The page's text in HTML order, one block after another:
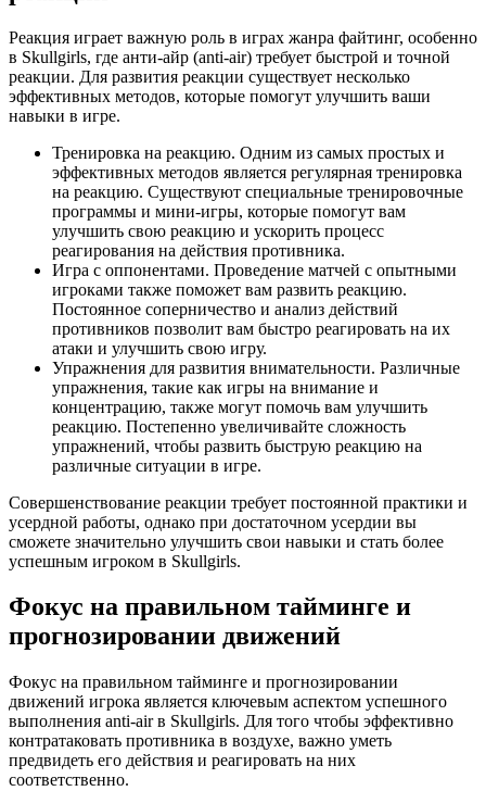
Реакция играет важную роль в играх жанра файтинг, особенно
в Skullgirls, где анти-айр (anti-air) требует быстрой и точной
реакции. Для развития реакции существует несколько
эффективных методов, которые помогут улучшить ваши
навыки в игре.
Тренировка на реакцию. Одним из самых простых и
эффективных методов является регулярная тренировка
на реакцию. Существуют специальные тренировочные
программы и мини-игры, которые помогут вам
улучшить свою реакцию и ускорить процесс
реагирования на действия противника.
Игра с оппонентами. Проведение матчей с опытными
игроками также поможет вам развить реакцию.
Постоянное соперничество и анализ действий
противников позволит вам быстро реагировать на их
атаки и улучшить свою игру.
Упражнения для развития внимательности. Различные
упражнения, такие как игры на внимание и
концентрацию, также могут помочь вам улучшить
реакцию. Постепенно увеличивайте сложность
упражнений, чтобы развить быструю реакцию на
различные ситуации в игре.
Совершенствование реакции требует постоянной практики и
усердной работы, однако при достаточном усердии вы
сможете значительно улучшить свои навыки и стать более
успешным игроком в Skullgirls.
Фокус на правильном тайминге и
прогнозировании движений
Фокус на правильном тайминге и прогнозировании
движений игрока является ключевым аспектом успешного
выполнения anti-air в Skullgirls. Для того чтобы эффективно
контратаковать противника в воздухе, важно уметь
предвидеть его действия и реагировать на них
соответственно.